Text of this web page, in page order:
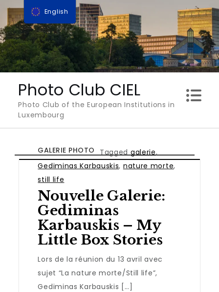
Skip
content
Photo Club CIEL
Photo Club of the European Institutions in
Luxembourg
GALERIE PHOTO Tagged galerie,
Gediminas Karbauskis, nature morte,
still life
Nouvelle Galerie:
Gediminas
Karbauskis – My
Little Box Stories
Lors de la réunion du 13 avril avec
sujet “La nature morte/Still life”,
Gediminas Karbauskis […]
English